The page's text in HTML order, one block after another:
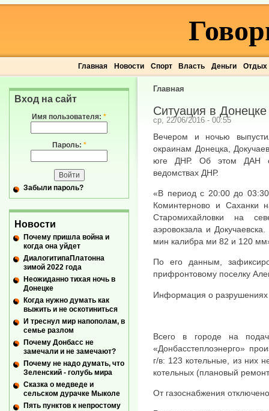
Главная Новости Спорт Власть Деньги Отдых
Главная
Ситуация в
ср, 22/06/2016 - 00:55
Вечером и ночью
окраинам Донецка,
юге ДНР. Об этом ДАН
ведомствах ДНР.
«В период с 20:00 до 03:30
Коминтерново и Саханки
Старомихайловки на
аэровокзала и
мин калибра ми 82 и 120
По его данным,
прифронтовому поселку
Информация о разрушениях
Всего в городе на
«Донбасстеплоэнерго»
г/в: 123 котельные, из них
котельных (плановый
От газоснабжения
Вход на сайт
Имя пользователя: *
Пароль: *
Забыли пароль?
Новости
Почему пришла война и
когда она уйдет
ДиалогитипаПлатонна
зимой 2022 года
Неожиданно тихая ночь в
Донецке
Когда нужно думать как
выжить и не оскотиниться
И треснул мир напополам, в
семье разлом
Почему Донбасс не
замечали и не замечают?
Почему не надо думать, что
Зеленский - голубь мира
Сказка о медведе и
сельском дурачке Мыколе
Пять пунктов к непростому